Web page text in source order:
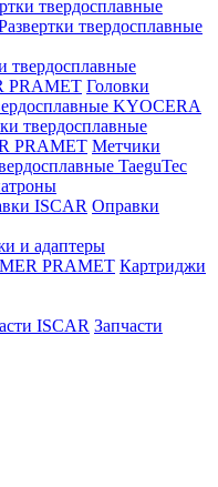
твердосплавные
твердосплавные
твердосплавные
PRAMET Головки
KYOCERA
твердосплавные
PRAMET Метчики
TaeguTec
ISCAR Оправки
и адаптеры
PRAMET Картриджи
ISCAR Запчасти